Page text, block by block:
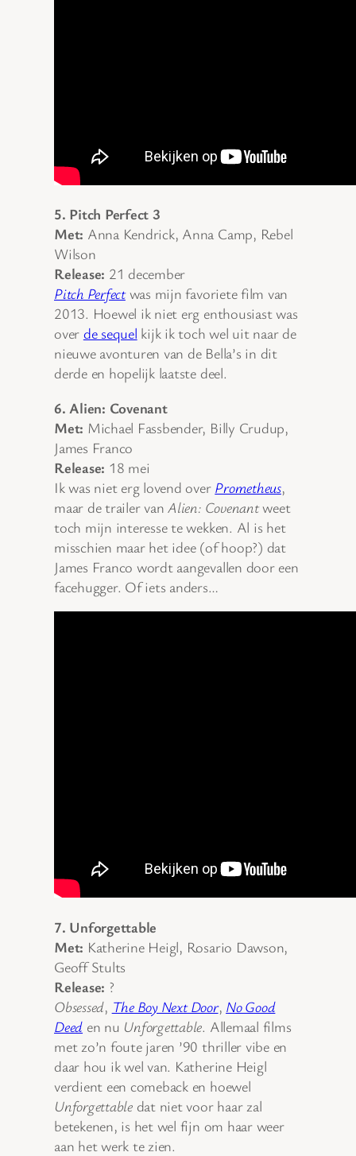
5. Pitch Perfect 3
Met: Anna Kendrick, Anna Camp, Rebel
Wilson
Release: 21 december
Pitch Perfectwas mijn favoriete film van
2013. Hoewel ik niet erg enthousiast was
over de sequel kijk ik toch wel uit naar de
nieuwe avonturen van de Bella’s in dit
derde en hopelijk laatste deel.
6. Alien: Covenant
Met: Michael Fassbender, Billy Crudup,
James Franco
Release: 18 mei
Ik was niet erg lovend over Prometheus,
maar de trailer van Alien: Covenantweet
toch mijn interesse te wekken. Al is het
misschien maar het idee (of hoop?) dat
James Franco wordt aangevallen door een
facehugger. Of iets anders…
7. Unforgettable
Met: Katherine Heigl, Rosario Dawson,
Geoff Stults
Release: ?
Obsessed, The Boy Next Door, No Good
Deed en nu Unforgettable. Allemaal films
met zo’n foute jaren ’90 thriller vibe en
daar hou ik wel van. Katherine Heigl
verdient een comeback en hoewel
Unforgettabledat niet voor haar zal
betekenen, is het wel fijn om haar weer
aan het werk te zien.